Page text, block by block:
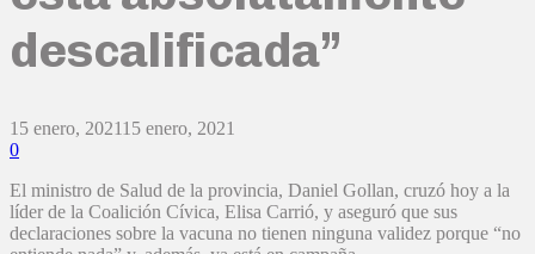
descalificada”
15 enero, 202115 enero, 2021
0
El ministro de Salud de la provincia, Daniel Gollan, cruzó hoy a la
líder de la Coalición Cívica, Elisa Carrió, y aseguró que sus
declaraciones sobre la vacuna no tienen ninguna validez porque “no